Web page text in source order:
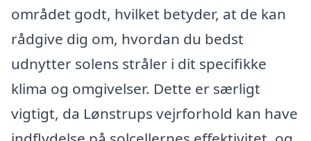
området godt, hvilket betyder, at de kan
rådgive dig om, hvordan du bedst
udnytter solens stråler i dit specifikke
klima og omgivelser. Dette er særligt
vigtigt, da Lønstrups vejrforhold kan have